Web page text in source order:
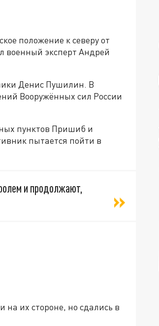
положение к северу от
военный эксперт Андрей
Денис Пушилин. В
Вооружённых сил России
пунктов Пришиб и
пытается пойти в
и продолжают,
их стороне, но сдались в